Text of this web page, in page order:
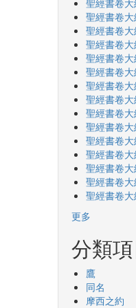
聖經書卷
聖經書卷
聖經書卷
聖經書卷
聖經書卷
聖經書卷
聖經書卷
聖經書卷
聖經書卷
聖經書卷
聖經書卷
聖經書卷
聖經書卷
聖經書卷
聖經書卷
更多
分類項
鷹
同名
摩西之約